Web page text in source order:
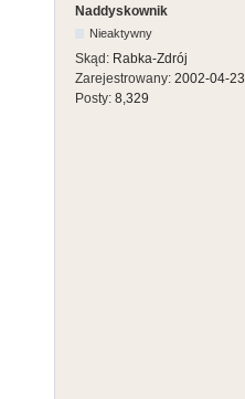
Naddyskownik
Nieaktywny
Skąd: Rabka-Zdrój
Zarejestrowany: 2002-04-23
Posty: 8,329